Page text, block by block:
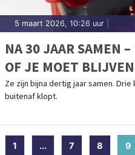
5 maart 2026, 10:26 uur
NA 30 JAAR SAMEN
OF JE MOET BLIJVEN
Ze zijn bijna dertig jaar samen. Drie
buitenaf klopt.
1 ... 7 8 9